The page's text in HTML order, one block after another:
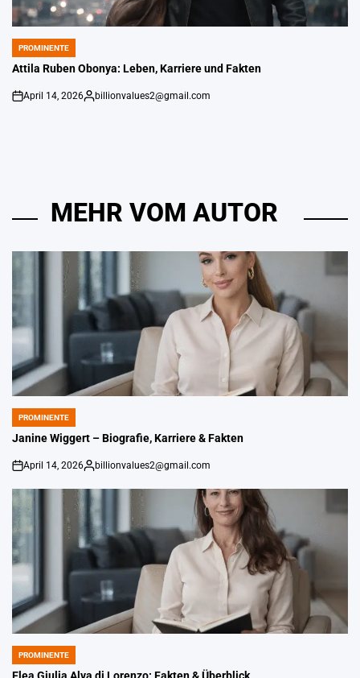
POSTED
IN
PROMINENTE
Attila Ruben Obonya: Leben, Karriere und Fakten
An
April 14, 2026
Gepostet
billionvalues2@gmail.com
MEHR VOM AUTOR
POSTED
IN
PROMINENTE
Janine Wiggert – Biografie, Karriere & Fakten
on
April 14, 2026
Gepostet
billionvalues2@gmail.com
POSTED
IN
PROMINENTE
Elea Giulia Alva di Lorenzo: Fakten & Überblick